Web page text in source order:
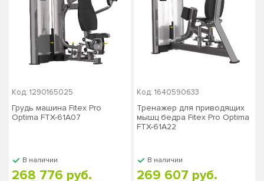
Код: 1290165025
Грудь машина Fitex Pro
Optima FTX-61A07
В наличии
268 776 руб.
Код: 1640590633
Тренажер для приводящих
мышц бедра Fitex Pro Optima
FTX-61A22
В наличии
269 607 руб.